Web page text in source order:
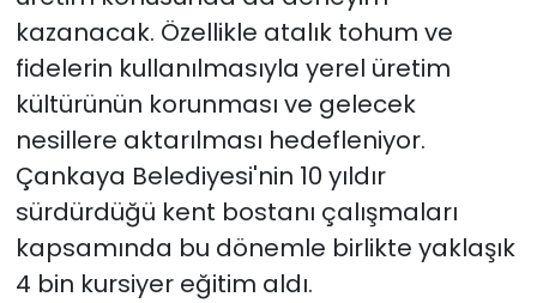
kazanacak. Özellikle atalık tohum ve
fidelerin kullanılmasıyla yerel üretim
kültürünün korunması ve gelecek
nesillere aktarılması hedefleniyor.
Çankaya Belediyesi'nin 10 yıldır
sürdürdüğü kent bostanı çalışmaları
kapsamında bu dönemle birlikte yaklaşık
4 bin kursiyer eğitim aldı.